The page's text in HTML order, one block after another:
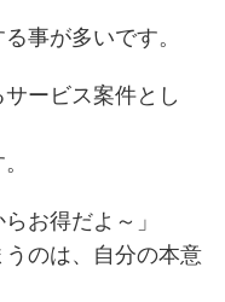
事が多いです。
ービス案件とし
お得だよ～」
のは、自分の本意